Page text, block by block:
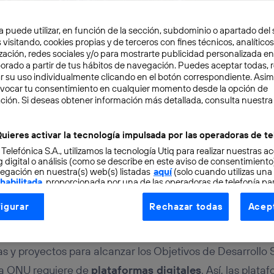
5 min
digitales y ODS
alcanzarlos
y proyectos para alcanzar los Objetivos de Desarrollo
ONU requiere de plataformas digitales. Así, las
puede utilizar, en función de la sección, subdominio o apartado del
visitando, cookies propias y de terceros con fines técnicos,
redes sociales y/o para mostrarte publicidad personalizada
a partir de tus hábitos de navegación. Puedes aceptar todas,
su uso individualmente clicando en el botón correspondiente.
tu consentimiento en cualquier momento desde la opción de
Si deseas obtener información más detallada, consulta nuestra
activar la tecnología impulsada por las operadoras de
S.A., utilizamos la tecnología Utiq para realizar nuestras
digital o análisis (como se describe en este aviso de
en nuestra(s) web(s) listadas aquí(solo cuando utilizas una
, proporcionada por una de las operadoras de telefonía
consentimiento en cada página web).
Utiq está diseñada con la privacidad como prioridad
dirección IP y otra información de la cuenta de cliente de
a la conexión que utilizas (p. ej., número de teléfono móvil).
Rechazar todas